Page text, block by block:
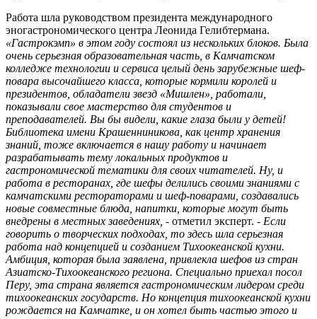
Работа шла руководством президента международного
эногастрономического центра Леонида Гелибтермана.
«Гастрокэмп» в этом году состоял из нескольких блоков. Была
очень серьезная образовательная часть, в Камчатском
колледже технологии и сервиса целый день зарубежные шеф-
повара высочайшего класса, которые кормили королей и
президентов, обладатели звезд «Мишлен», работали,
показывали свое мастерство для студентов и
преподавателей. Вы бы видели, какие глаза были у детей!
Библиотека имени Крашенниникова, как центр хранения
знаний, тоже включается в нашу работу и начинает
разрабатывать тему локальных продуктов и
гастрономической тематики для своих читателей. Ну, и
работа в ресторанах, где шефы делились своими знаниями с
камчатскими рестораторами и шеф-поварами, создавались
новые совместные блюда, напитки, которые могут быть
внедрены в местных заведениях, - отметил эксперт. - Если
говорить о творческих подходах, то здесь шла серьезная
работа над концепцией и созданием Тихоокеанской кухни.
Амбиция, которая была заявлена, привлекла шефов из стран
Азиатско-Тихоокеанского региона. Специально приехал посол
Перу, эта страна является гастрономическим лидером среди
тихоокеанских государств. Но концепция тихоокеанской кухни
рождается на Камчатке, и он хотел быть частью этого и